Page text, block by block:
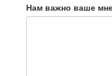
Нам важно ваше